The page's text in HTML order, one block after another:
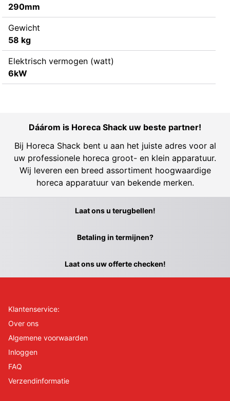
290mm
Gewicht
58 kg
Elektrisch vermogen (watt)
6kW
Dáárom is Horeca Shack uw beste partner!
Bij Horeca Shack bent u aan het juiste adres voor al
uw professionele horeca groot- en klein apparatuur.
Wij leveren een breed assortiment hoogwaardige
horeca apparatuur van bekende merken.
Laat ons u terugbellen!
Betaling in termijnen?
Laat ons uw offerte checken!
Klantenservice:
Over ons
Algemene voorwaarden
Inloggen
FAQ
Verzendinformatie